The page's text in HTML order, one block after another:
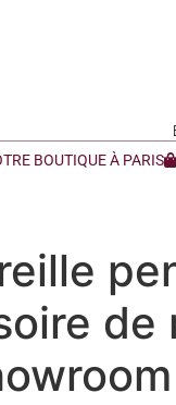
BOUTIQUE À PARIS